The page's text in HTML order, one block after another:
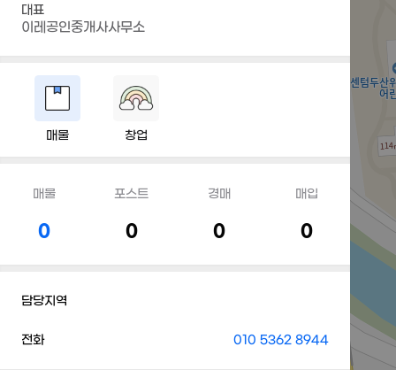
대표
이레공인중개사사무소
매물 창업
매물
0
포스트
0
경매
0
매입
0
담당지역
전화 010 5362 8944